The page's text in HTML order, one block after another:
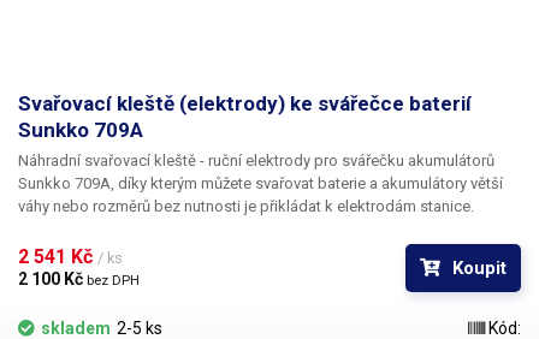
Svařovací kleště (elektrody) ke svářečce baterií
Sunkko 709A
Náhradní svařovací kleště - ruční elektrody pro svářečku akumulátorů
Sunkko 709A, díky kterým můžete svařovat baterie a akumulátory větší
váhy nebo rozměrů bez nutnosti je přikládat k elektrodám stanice.
konektorů, přívodní vodiče jsou z bezkyslíkaté mědi (OFHC) s
dostatečným průřezem Ø6mm. Pro sepnutí svářečky je v tomto případě
2 541 Kč / ks
2 100 Kč bez DPH
Koupit
skladem 2-5 ks
Kód: